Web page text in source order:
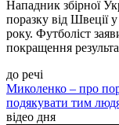
Нападник збірної
поразку від Швеції у
року. Футболіст
покращення
до речі
Миколенко – про
подякувати тим
відео дня